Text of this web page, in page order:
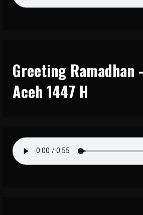
Greeting Ramadhan
Aceh 1447 H